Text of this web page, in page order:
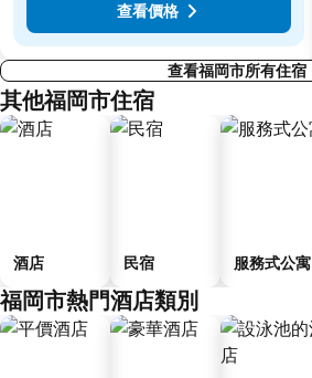
查看價格
查看福岡市所有住宿
其他福岡市住宿
酒店 民宿 服務式公寓
福岡市熱門酒店類別